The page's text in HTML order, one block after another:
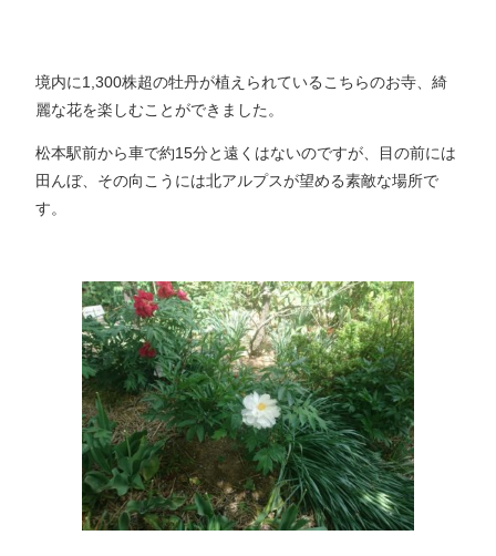
境内に1,300株超の牡丹が植えられているこちらのお寺、綺
麗な花を楽しむことができました。
松本駅前から車で約15分と遠くはないのですが、目の前には
田んぼ、その向こうには北アルプスが望める素敵な場所で
す。